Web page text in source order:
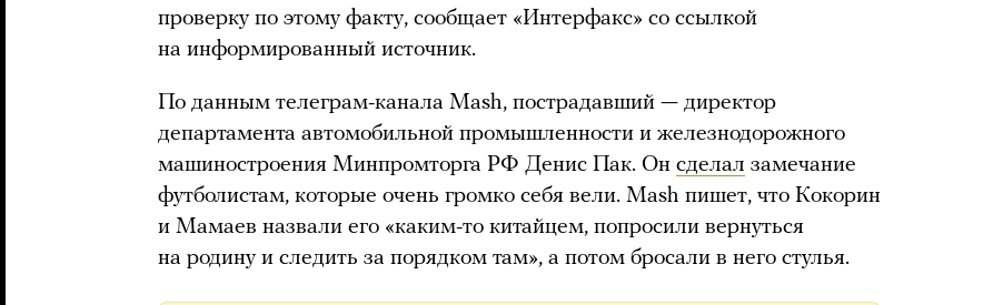
проверку по этому факту, сообщает «Интерфакс» со ссылкой
на информированный источник.
По данным телеграм-канала Mash, пострадавший — директор
департамента автомобильной промышленности и железнодорожного
машиностроения Минпромторга РФ Денис Пак. Он сделал замечание
футболистам, которые очень громко себя вели. Mash пишет, что Кокорин
и Мамаев назвали его «каким-то китайцем, попросили вернуться
на родину и следить за порядком там», а потом бросали в него стулья.